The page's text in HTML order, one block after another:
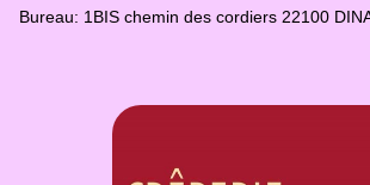
Bureau: 1BIS chemin des cordiers 22100